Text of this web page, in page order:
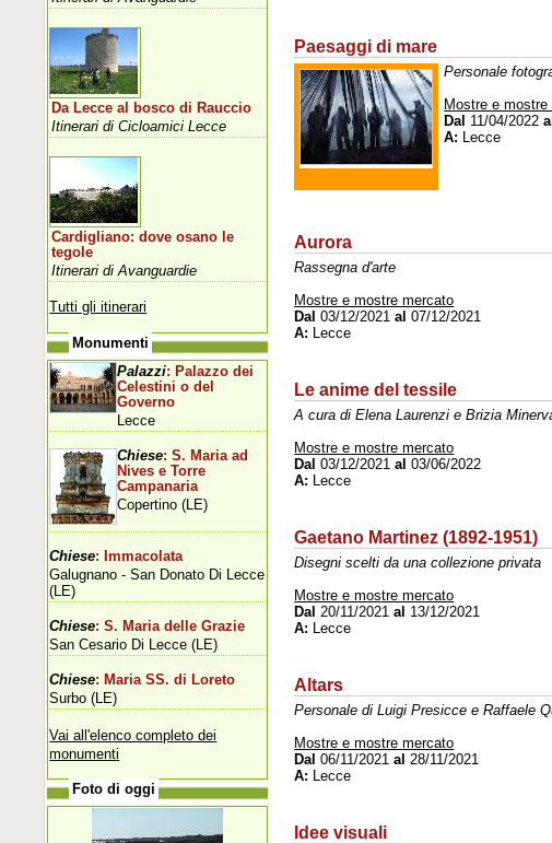
Paesaggi di mare
Personale
Mostre e mostre
Dal 11/04/2022al
A: Lecce
Aurora
Rassegna d'arte
Mostre e mostre mercato
Dal 03/12/2021al 07/12/2021
A: Lecce
Le anime del tessile
A cura di Elena Laurenzi e Brizia
Mostre e mostre mercato
Dal 03/12/2021al 03/06/2022
A: Lecce
Gaetano Martinez (1892-1951)
Disegni scelti da una collezione privata
Mostre e mostre mercato
Dal 20/11/2021al 13/12/2021
A: Lecce
Altars
Personale di Luigi Presicce e Raffaele
Mostre e mostre mercato
Dal 06/11/2021al 28/11/2021
A: Lecce
Idee visuali
Da Lecce al bosco di Rauccio
Itinerari di Cicloamici Lecce
Cardigliano: dove osano le
tegole
Itinerari di Avanguardie
Tutti gli itinerari
Monumenti
Palazzi: Palazzo dei
Celestini o del
Governo
Lecce
Chiese: S. Maria ad
Nives e Torre
Campanaria
Copertino (LE)
Chiese: Immacolata
Galugnano - San Donato Di Lecce
(LE)
Chiese: S. Maria delle Grazie
San Cesario Di Lecce (LE)
Chiese: Maria SS. di Loreto
Surbo (LE)
Vai all'elenco completo dei
monumenti
Foto di oggi